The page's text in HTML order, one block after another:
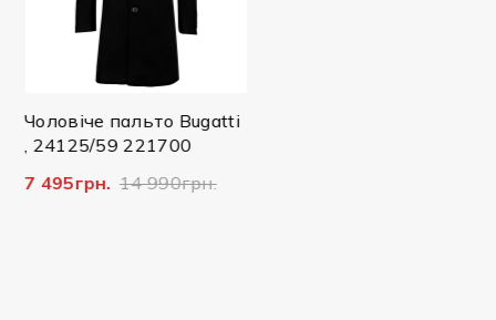
Чоловіче пальто Bugatti
, 24125/59 221700
7 495грн.
14 990грн.